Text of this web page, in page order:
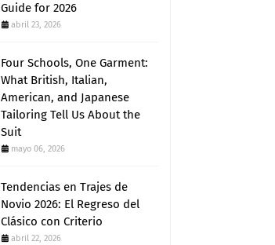
Guide for 2026
abril 23, 2026
Four Schools, One Garment:
What British, Italian,
American, and Japanese
Tailoring Tell Us About the
Suit
mayo 06, 2026
Tendencias en Trajes de
Novio 2026: El Regreso del
Clásico con Criterio
abril 22, 2026